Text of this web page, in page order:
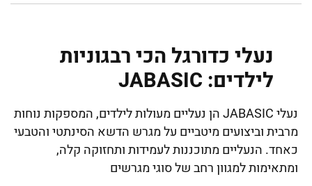
נעלי כדורגל הכי רבגוניות
לילדים: JABASIC
נעלי JABASIC הן נעליים מעולות לילדים, המספקות נוחות
מרבית וביצועים מיטביים על מגרש הדשא הסינתטי והטבעי
כאחד. הנעליים מתוכננות לעמידות ותחזוקה קלה,
ומתאימות למגוון רחב של סוגי מגרשים